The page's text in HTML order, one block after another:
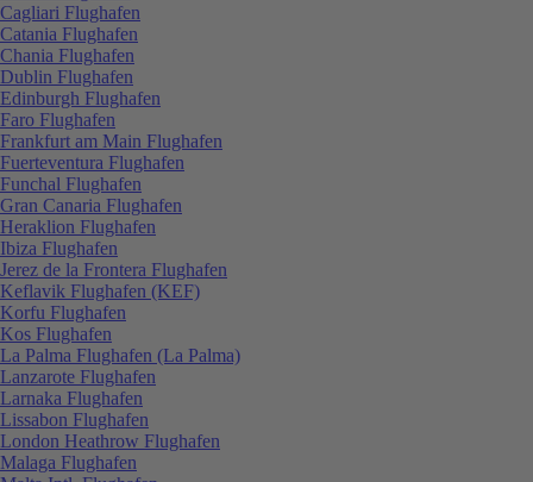
Cagliari Flughafen
Catania Flughafen
Chania Flughafen
Dublin Flughafen
Edinburgh Flughafen
Faro Flughafen
Frankfurt am Main Flughafen
Fuerteventura Flughafen
Funchal Flughafen
Gran Canaria Flughafen
Heraklion Flughafen
Ibiza Flughafen
Jerez de la Frontera Flughafen
Keflavik Flughafen (KEF)
Korfu Flughafen
Kos Flughafen
La Palma Flughafen (La Palma)
Lanzarote Flughafen
Larnaka Flughafen
Lissabon Flughafen
London Heathrow Flughafen
Malaga Flughafen